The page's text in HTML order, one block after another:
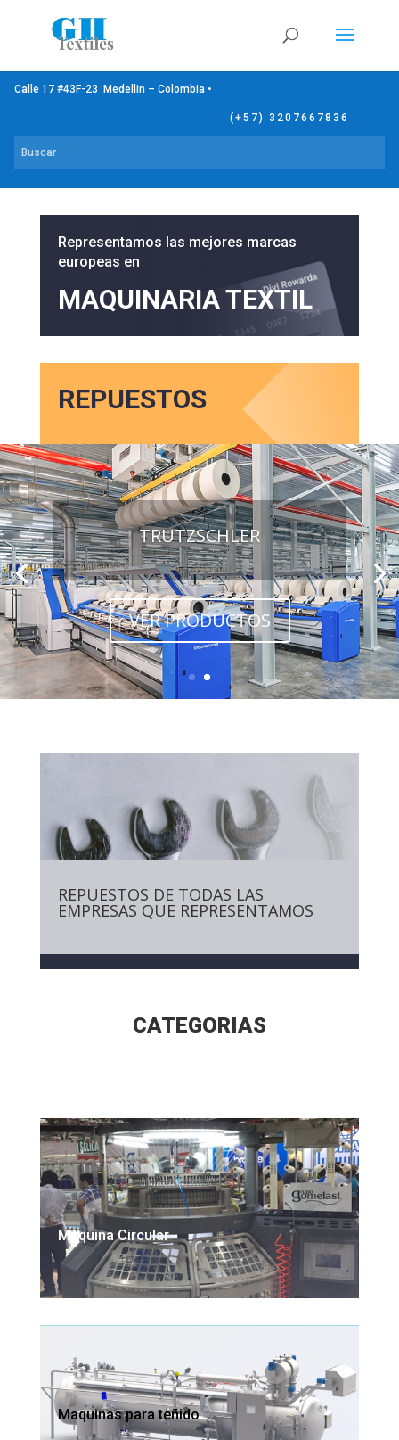
Calle 17 #43F-23 Medellin – Colombia •
(+57) 3207667836
Representamos las mejores marcas
europeas en
MAQUINARIA TEXTIL
REPUESTOS
TRUTZSCHLER
VER PRODUCTOS
REPUESTOS DE TODAS LAS
EMPRESAS QUE REPRESENTAMOS
CATEGORIAS
Maquina Circular
Maquinas para teñido